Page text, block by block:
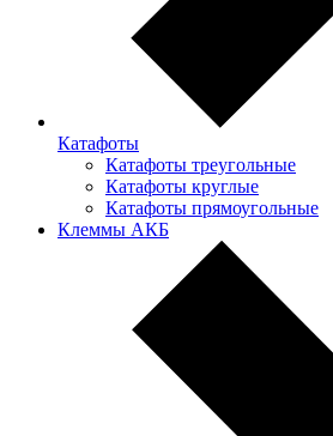
Катафоты
Катафоты треугольные
Катафоты круглые
Катафоты прямоугольные
Клеммы АКБ